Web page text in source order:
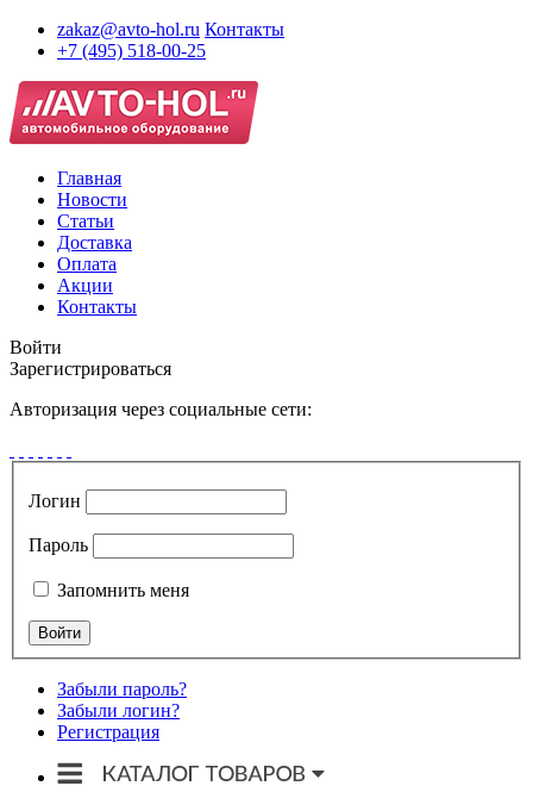
zakaz@avto-hol.ru Контакты
+7 (495) 518-00-25
Главная
Новости
Статьи
Доставка
Оплата
Акции
Контакты
Войти
Зарегистрироваться
Авторизация через социальные сети:
Логин
Пароль
Запомнить меня
Забыли пароль?
Забыли логин?
Регистрация